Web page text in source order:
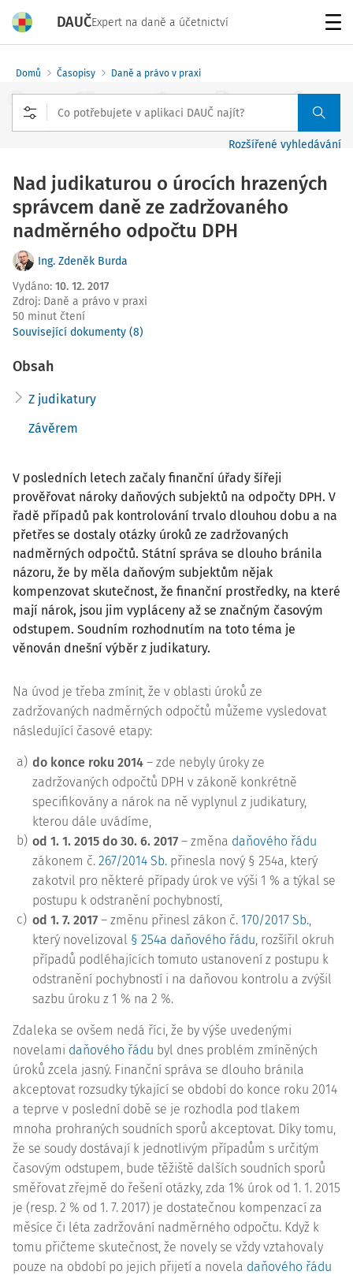
DAUČExpert na daně a účetnictví
Domů Časopisy Daně a právo v praxi
Rozšířené vyhledávání
Nad judikaturou o úrocích hrazených
správcem daně ze zadržovaného
nadměrného odpočtu DPH
Ing. Zdeněk Burda
Vydáno: 10. 12. 2017
Zdroj: Daně a právo v praxi
50 minut čtení
Související dokumenty (8)
Obsah
Z judikatury
Závěrem
V posledních letech začaly finanční úřady šířeji
prověřovat nároky daňových subjektů na odpočty DPH. V
řadě případů pak kontrolování trvalo dlouhou dobu a na
přetřes se dostaly otázky úroků ze zadržovaných
nadměrných odpočtů. Státní správa se dlouho bránila
názoru, že by měla daňovým subjektům nějak
kompenzovat skutečnost, že finanční prostředky, na které
mají nárok, jsou jim vypláceny až se značným časovým
odstupem. Soudním rozhodnutím na toto téma je
věnován dnešní výběr z judikatury.
Na úvod je třeba zmínit, že v oblasti úroků ze
zadržovaných nadměrných odpočtů můžeme vysledovat
následující časové etapy:
a) do konce roku 2014 – zde nebyly úroky ze
zadržovaných odpočtů DPH v zákoně konkrétně
specifikovány a nárok na ně vyplynul z judikatury,
kterou dále uvádíme,
b) od 1. 1. 2015 do 30. 6. 2017 – změna daňového řádu
zákonem č. 267/2014 Sb. přinesla nový § 254a, který
zakotvil pro některé případy úrok ve výši 1 % a týkal se
postupu k odstranění pochybností,
c) od 1. 7. 2017 – změnu přinesl zákon č. 170/2017 Sb.,
který novelizoval § 254a daňového řádu, rozšířil okruh
případů podléhajících tomuto ustanovení z postupu k
odstranění pochybností i na daňovou kontrolu a zvýšil
sazbu úroku z 1 % na 2 %.
Zdaleka se ovšem nedá říci, že by výše uvedenými
novelami daňového řádu byl dnes problém zmíněných
úroků zcela jasný. Finanční správa se dlouho bránila
akceptovat rozsudky týkající se období do konce roku 2014
a teprve v poslední době se je rozhodla pod tlakem
mnoha prohraných soudních sporů akceptovat. Díky tomu,
že se soudy dostávají k jednotlivým případům s určitým
časovým odstupem, bude těžiště dalších soudních sporů
směřovat zřejmě do řešení otázky, zda 1% úrok od 1. 1. 2015
je (resp. 2 % od 1. 7. 2017) je dostatečnou kompenzací za
měsíce či léta zadržování nadměrného odpočtu. Když k
tomu přičteme skutečnost, že novely se vždy vztahovaly
pouze na období po jejich přijetí a novela daňového řádu